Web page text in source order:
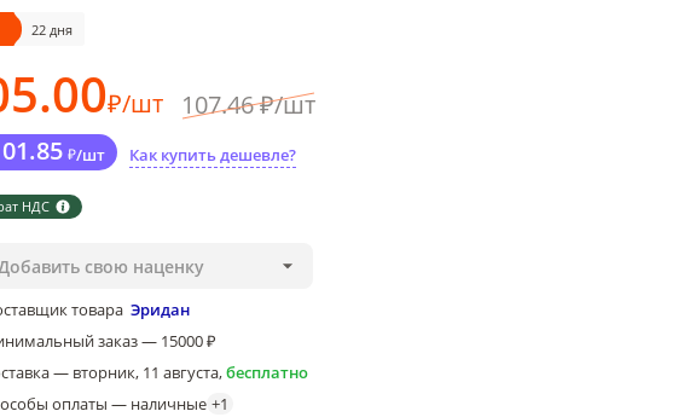
22 дня
.00₽/шт 107.46₽/шт
.85 ₽/шт Как купить дешевле?
НДС
свою наценку
товара Эридан
заказ — 15000 ₽
— вторник, 11 августа,бесплатно
оплаты — наличные +1